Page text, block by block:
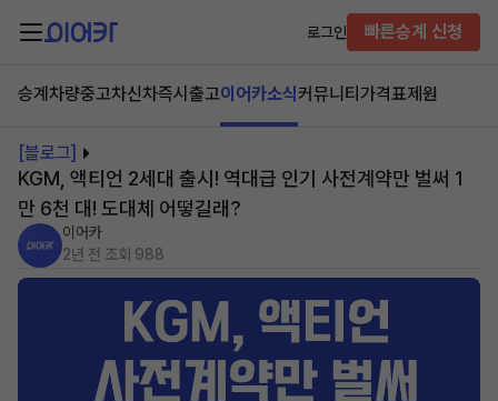
로그인 빠른승계 신청
승계차량중고차신차즉시출고이어카소식커뮤니티 가격표제원
[블로그]
KGM, 액티언 2세대 출시! 역대급 인기 사전계약만 벌써 1
만 6천 대! 도대체 어떻길래?
이어카
2년 전 조회 988